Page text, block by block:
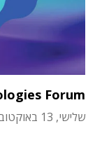
Forum
שלישי, 13 באוקטובר 2026